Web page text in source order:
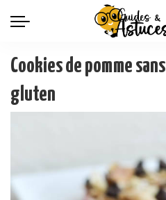
Cookies de pomme
gluten